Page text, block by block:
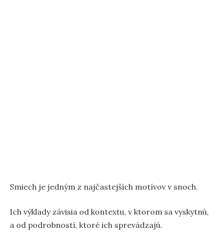
Smiech je jedným z najčastejších motívov v snoch.
Ich výklady závisia od kontextu, v ktorom sa vyskytnú,
a od podrobností, ktoré ich sprevádzajú.